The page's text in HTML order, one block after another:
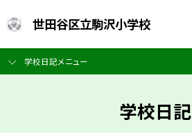
世田谷区立駒沢小学校
学校日記メニュー
学校日記